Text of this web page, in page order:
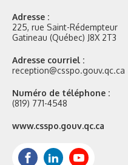
Adresse :
225, rue Saint-Rédempteur
Gatineau (Québec) J8X 2T3
Adresse courriel :
reception@csspo.gouv.qc.ca
Numéro de téléphone :
(819) 771-4548
Site
www.csspo.gouv.qc.ca
FacebookLinkedInYoutube